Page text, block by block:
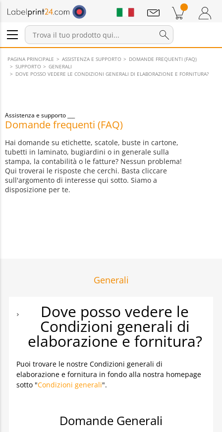
Accedi / Registrati
Prodotti nel carrello
Annunci
PAGINA PRINCIPALE ASSISTENZA E SUPPORTO
DOMANDE FREQUENTI (FAQ)
SUPPORTO
GENERALI
DOVE POSSO VEDERE LE CONDIZIONI GENERALI DI ELABORAZIONE E FORNITURA?
Assistenza e supporto
Domande frequenti (FAQ)
Hai domande su etichette, scatole, buste in cartone,
tubetti in laminato, bugiardini o in generale sulla
stampa, la contabilità o le fatture? Nessun problema!
Qui troverai le risposte che cerchi. Basta cliccare
sull'argomento di interesse qui sotto. Siamo a
disposizione per te.
Generali
Dove posso vedere le
Condizioni generali di
elaborazione e fornitura?
Puoi trovare le nostre Condizioni generali di
elaborazione e fornitura in fondo alla nostra homepage
sotto "Condizioni generali".
Domande Generali